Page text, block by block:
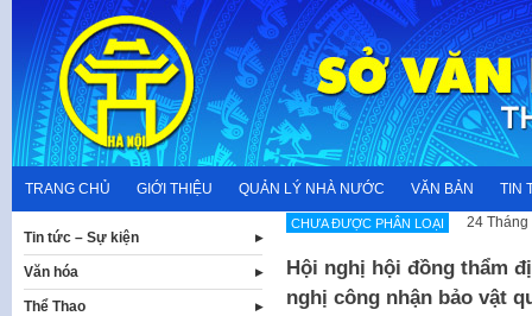
content
TRANG CHỦ GIỚI THIỆU QUẢN LÝ NHÀ NƯỚC VĂN BẢN TIN
CHƯA ĐƯỢC PHÂN LOẠI 24 Tháng
Hội nghị hội đồng thẩm
nghị công nhận bảo vật
Tin tức – Sự kiện
Văn hóa
Thể Thao